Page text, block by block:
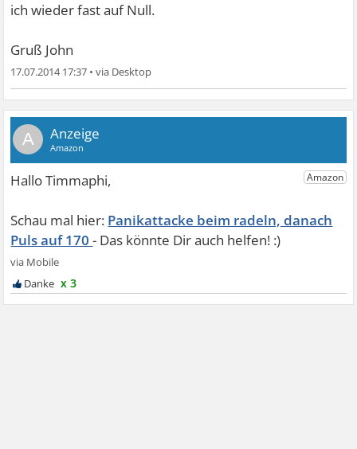
ich wieder fast auf Null.
Gruß John
17.07.2014 17:37 •
A
Panikattacke beim radeln, danach
Puls auf 170
x 3